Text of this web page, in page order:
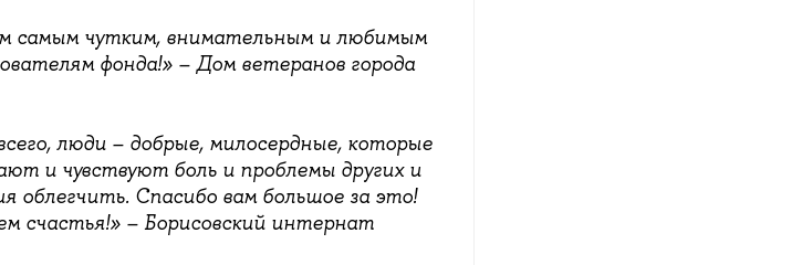
самым чутким, внимательным и любимым
фонда!» – Дом ветеранов города
люди – добрые, милосердные, которые
и чувствуют боль и проблемы других и
облегчить. Спасибо вам большое за это!
счастья!» – Борисовский интернат